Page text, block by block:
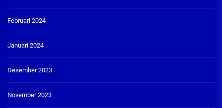
Februari 2024
Januari 2024
Desember 2023
November 2023